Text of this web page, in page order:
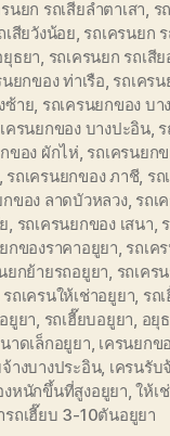
นยก รถเสียลำตาเสา ร
เสียวังน้อย รถเครนยก
ยุธยา รถเครนยก รถเสี
นยกของ ท่าเรือ รถเคร
ซ้าย รถเครนยกของ บา
ครนยกของ บางปะอิน,
ของ ผักไห่ รถเครนยก
รถเครนยกของ ภาชี, รถ
กของ ลาดบัวหลวง, รถเ
รถเครนยกของ เสนา
กของราคาอยูยา รถเค
ยกย้ายรถอยูยา รถเคร
รถเครนให้เช่าอยูยา รถ
ยูยา รถเฮี๊ยบอยูยา อยุ
าดเล็กอยูยา เครนยกข
างบางประอิน, เครนรับ
งหนักขึ้นที่สูงอยูยา ,ให้เ
รถเฮี๊ยบ 3-10ตันอยูยา